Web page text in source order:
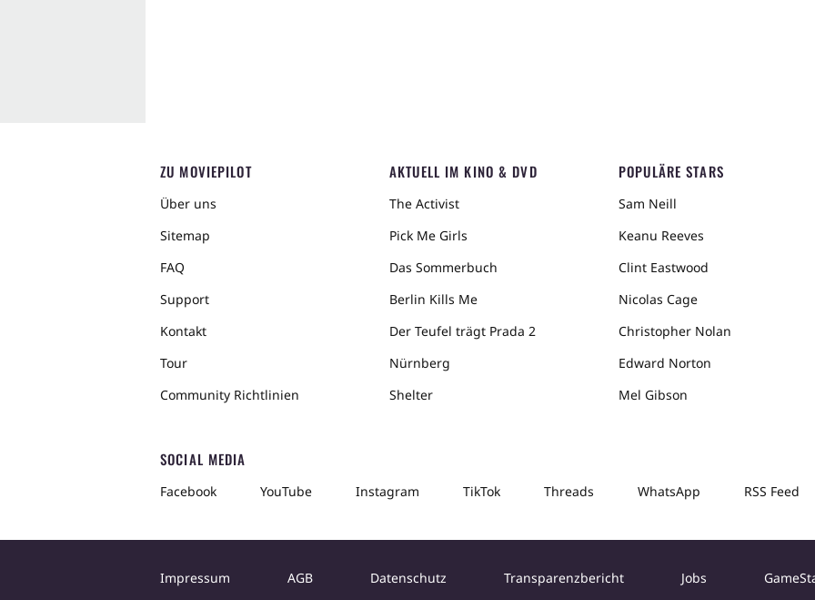
ZU MOVIEPILOT
Über uns
Sitemap
FAQ
Support
Kontakt
Tour
Community Richtlinien
AKTUELL IM KINO & DVD
The Activist
Pick Me Girls
Das Sommerbuch
Berlin Kills Me
Der Teufel trägt Prada 2
Nürnberg
Shelter
POPULÄRE STARS
Sam Neill
Keanu Reeves
Clint Eastwood
Nicolas Cage
Christopher Nolan
Edward Norton
Mel Gibson
SOCIAL MEDIA
Facebook YouTube Instagram TikTok Threads WhatsApp RSS Feed
Impressum AGB Datenschutz Transparenzbericht Jobs